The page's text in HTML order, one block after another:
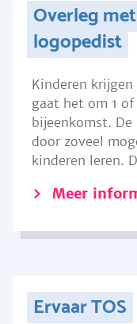
Overleg
logopedist
Kinderen
gaat het om 1
bijeenkomst.
door zoveel
kinderen leren.
Meer
Ervaar TOS